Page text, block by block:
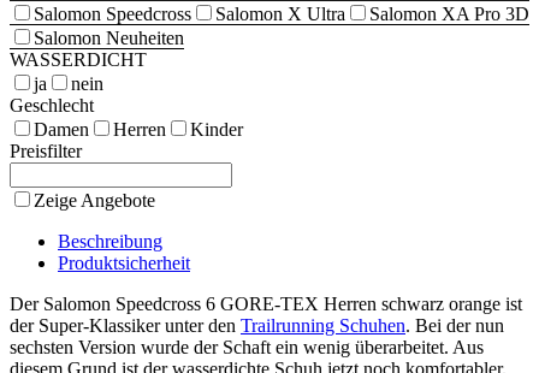
Salomon Speedcross
Salomon X Ultra
Salomon XA Pro 3D
Salomon Neuheiten
WASSERDICHT
ja
nein
Geschlecht
Damen
Herren
Kinder
Preisfilter
Zeige Angebote
Beschreibung
Produktsicherheit
Der Salomon Speedcross 6 GORE-TEX Herren schwarz orange ist
der Super-Klassiker unter den Trailrunning Schuhen. Bei der nun
sechsten Version wurde der Schaft ein wenig überarbeitet. Aus
diesem Grund ist der wasserdichte Schuh jetzt noch komfortabler.